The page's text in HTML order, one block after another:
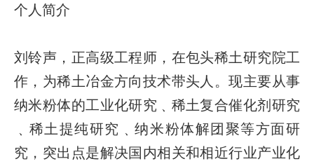
个人简介
刘铃声，正高级工程师，在包头稀土研究院工
作，为稀土冶金方向技术带头人。现主要从事
纳米粉体的工业化研究﹑稀土复合催化剂研究
﹑稀土提纯研究﹑纳米粉体解团聚等方面研
究，突出点是解决国内相关和相近行业产业化